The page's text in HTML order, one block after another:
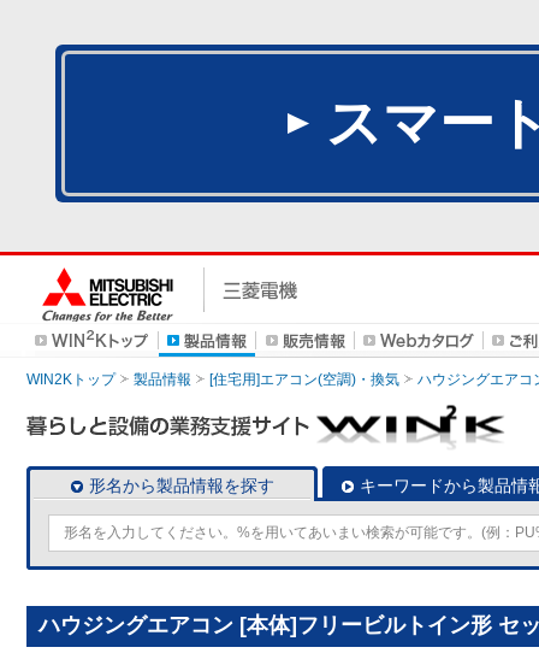
スマー
WIN2Kトップ 製品情報 [住宅用]エアコン(空調)・換気 ハウジングエアコ
形名から製品情報を探す キーワードから製品情
ハウジングエアコン [本体]フリービルトイン形 セ